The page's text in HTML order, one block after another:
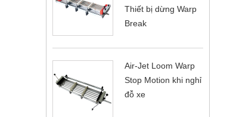
Thiết bị dừng Warp
Break
Air-Jet Loom Warp
Stop Motion khi nghỉ
đỗ xe